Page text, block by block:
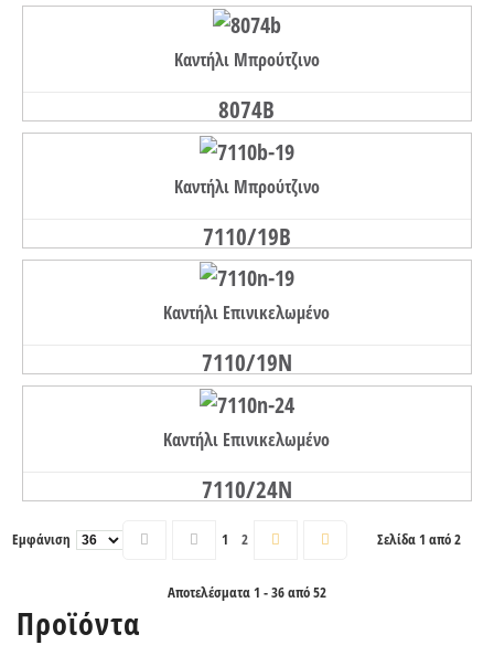
Καντήλι Μπρούτζινο
8074B
Καντήλι Μπρούτζινο
7110/19B
Καντήλι Επινικελωμένο
7110/19N
Καντήλι Επινικελωμένο
7110/24N
Εμφάνιση 1 2 Σελίδα 1 από 2
Αποτελέσματα 1 - 36 από 52
Προϊόντα